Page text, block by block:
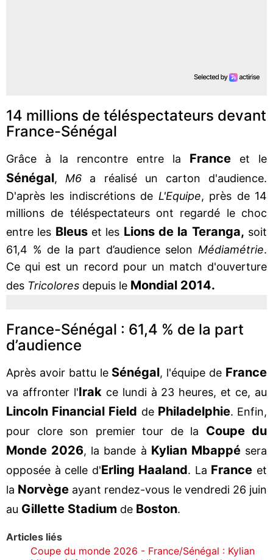
14 millions de téléspectateurs devant
France-Sénégal
Grâce à la rencontre entre la France et le
Sénégal, M6 a réalisé un carton d'audience.
D'après les indiscrétions de L'Equipe, près de 14
millions de téléspectateurs ont regardé le choc
entre les Bleus et les Lions de la Teranga, soit
61,4 % de la part d’audience selon Médiamétrie.
Ce qui est un record pour un match d'ouverture
des Tricolores depuis le Mondial 2014.
France-Sénégal : 61,4 % de la part
d’audience
Après avoir battu le Sénégal, l'équipe de France
va affronter l'Irak ce lundi à 23 heures, et ce, au
Lincoln Financial Field de Philadelphie. Enfin,
pour clore son premier tour de la Coupe du
Monde 2026, la bande à Kylian Mbappé sera
opposée à celle d'Erling Haaland. La France et
la Norvège ayant rendez-vous le vendredi 26 juin
au Gillette Stadium de Boston.
Articles liés
Coupe du monde 2026 - France/Sénégal : Kylian